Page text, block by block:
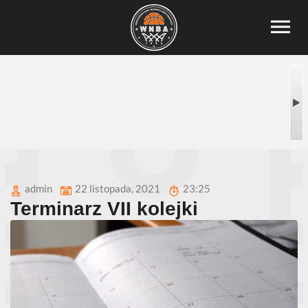
admin 22 listopada, 2021 23:25
Terminarz VII kolejki